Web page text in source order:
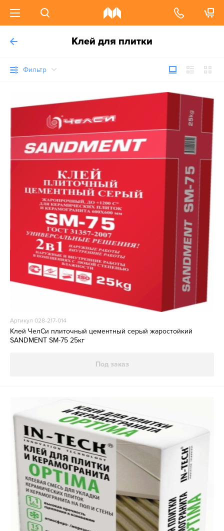
Клей для плитки
Фильтр
Артикул 028-217-014
Клей ЧелСи плиточный цементный серый жаростойкий
SANDMENT SM-75 25кг
Под заказ